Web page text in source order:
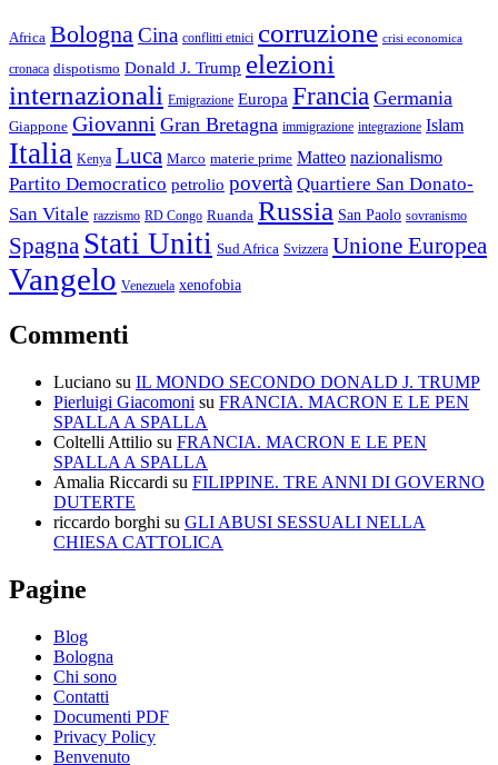
Africa BolognaCina conflitti etnici corruzione crisi economica
cronaca dispotismo Donald J. Trump elezioni
internazionali Emigrazione Europa Francia Germania
Giappone Giovanni Gran Bretagna immigrazione integrazione Islam
Italia Kenya Luca Marco materie prime Matteo nazionalismo
Partito Democratico petrolio povertà Quartiere San Donato-
San Vitale razzismo RD Congo Ruanda Russia San Paolo sovranismo
Spagna Stati Uniti Sud Africa Svizzera Unione Europea
Vangelo Venezuela xenofobia
Commenti
Luciano su IL MONDO SECONDO DONALD J. TRUMP
Pierluigi Giacomoni su FRANCIA. MACRON E LE PEN
SPALLA A SPALLA
Coltelli Attilio su FRANCIA. MACRON E LE PEN
SPALLA A SPALLA
Amalia Riccardi su FILIPPINE. TRE ANNI DI GOVERNO
DUTERTE
riccardo borghi su GLI ABUSI SESSUALI NELLA
CHIESA CATTOLICA
Pagine
Blog
Bologna
Chi sono
Contatti
Documenti PDF
Privacy Policy
Benvenuto